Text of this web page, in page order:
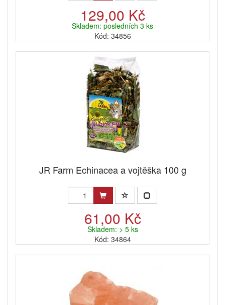
129,00 Kč
Skladem: posledních 3 ks
Kód: 34856
JR Farm Echinacea a vojtěška 100 g
61,00 Kč
Skladem: > 5 ks
Kód: 34864